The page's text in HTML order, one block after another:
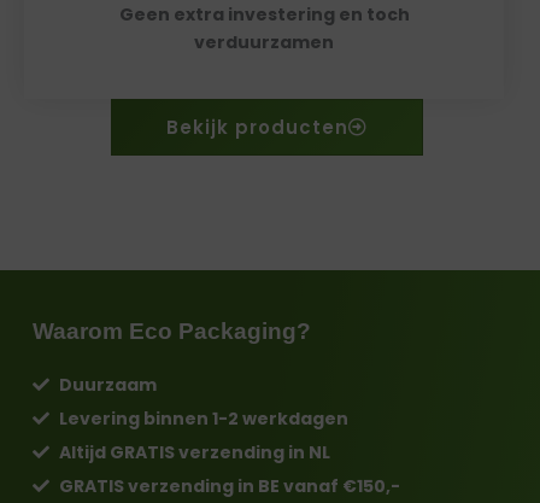
Geen extra investering en toch
verduurzamen
Bekijk producten
Waarom Eco Packaging?
Duurzaam
Levering binnen 1-2 werkdagen
Altijd GRATIS verzending in NL
GRATIS verzending in BE vanaf €150,-